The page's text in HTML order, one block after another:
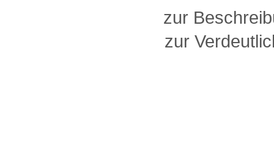
zur
zur